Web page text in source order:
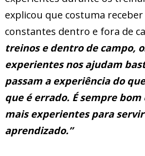
explicou que costuma
constantes dentro e fora de
treinos e dentro de campo,
experientes nos ajudam
passam a experiência do
que é errado. É sempre bom
mais experientes para
aprendizado.”